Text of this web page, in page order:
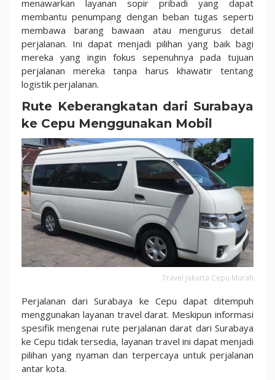
menawarkan layanan sopir pribadi yang dapat
membantu penumpang dengan beban tugas seperti
membawa barang bawaan atau mengurus detail
perjalanan. Ini dapat menjadi pilihan yang baik bagi
mereka yang ingin fokus sepenuhnya pada tujuan
perjalanan mereka tanpa harus khawatir tentang
logistik perjalanan.
Rute Keberangkatan dari Surabaya
ke Cepu Menggunakan Mobil
Travel Jakarta Cepu Murah
Perjalanan dari Surabaya ke Cepu dapat ditempuh
menggunakan layanan travel darat. Meskipun informasi
spesifik mengenai rute perjalanan darat dari Surabaya
ke Cepu tidak tersedia, layanan travel ini dapat menjadi
pilihan yang nyaman dan terpercaya untuk perjalanan
antar kota.